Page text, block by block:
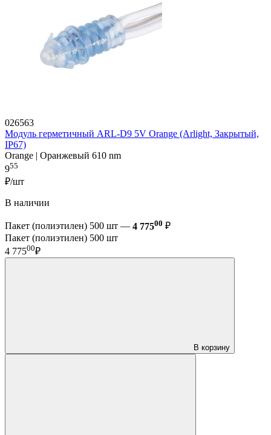
026563
Модуль герметичный ARL-D9 5V Orange (Arlight, Закрытый,
IP67)
Orange | Оранжевый 610 nm
955
₽/шт
В наличии
Пакет (полиэтилен) 500 шт — 4 77500 ₽
Пакет (полиэтилен) 500 шт
4 77500₽
В корзину